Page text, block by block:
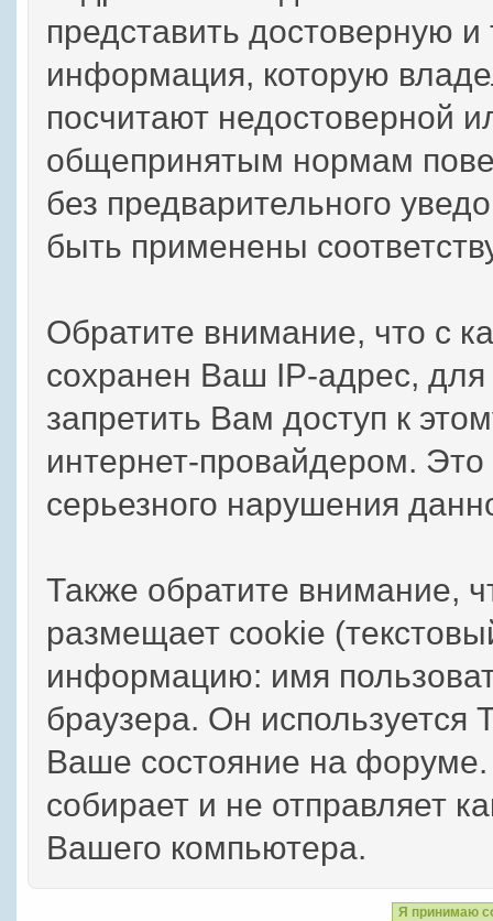
представить достоверную
информация, которую
посчитают недостоверной
общепринятым нормам
без предварительного
быть применены
Обратите внимание, что с
сохранен Ваш IP-адрес,
запретить Вам доступ к
интернет-провайдером.
серьезного нарушения
Также обратите внимание,
размещает cookie
информацию: имя
браузера. Он
Ваше состояние на
собирает и не отправляет
Вашего компьютера.